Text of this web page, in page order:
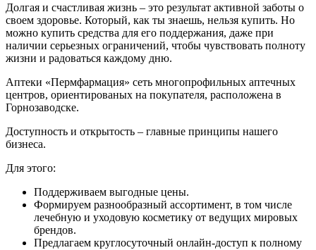
Долгая и счастливая жизнь – это результат активной заботы о
своем здоровье. Который, как ты знаешь, нельзя купить. Но
можно купить средства для его поддержания, даже при
наличии серьезных ограничений, чтобы чувствовать полноту
жизни и радоваться каждому дню.
Аптеки «Пермфармация» сеть многопрофильных аптечных
центров, ориентированых на покупателя, расположена в
Горнозаводске.
Доступность и открытость – главные принципы нашего
бизнеса.
Для этого:
Поддерживаем выгодные цены.
Формируем разнообразный ассортимент, в том числе
лечебную и уходовую косметику от ведущих мировых
брендов.
Предлагаем круглосуточный онлайн-доступ к полному